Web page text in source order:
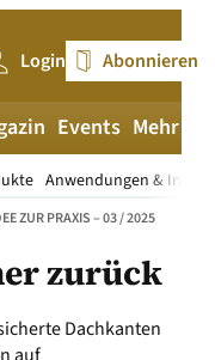
Login Abonnieren
Anwendungen &
Events Mehr
ZUR PRAXIS – 03 / 2025
zurück
Dachkanten